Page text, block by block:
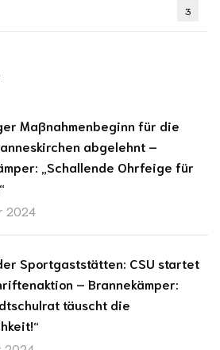
3
Maßnahmenbeginn für die
abgelehnt –
„Schallende Ohrfeige für
2024
Sportgaststätten: CSU startet
– Brannekämper:
täuscht die